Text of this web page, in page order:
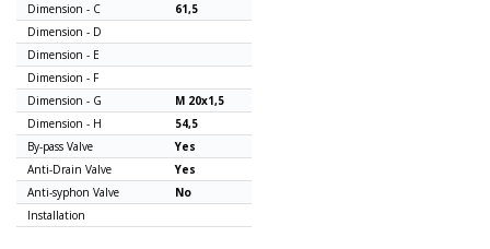
Dimension - C
61,5
Dimension - D
Dimension - E
Dimension - F
Dimension - G
M 20x1,5
Dimension - H
54,5
By-pass Valve
Yes
Anti-Drain Valve
Yes
Anti-syphon Valve
No
Installation